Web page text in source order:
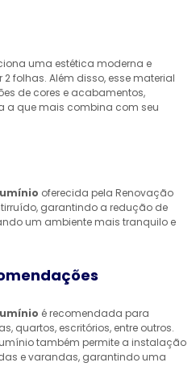
uma estética moderna e
folhas. Além disso, esse material
de cores e acabamentos,
a que mais combina com seu
oferecida pela Renovação
garantindo a redução de
um ambiente mais tranquilo e
é recomendada para
quartos, escritórios, entre outros.
também permite a instalação
e varandas, garantindo uma